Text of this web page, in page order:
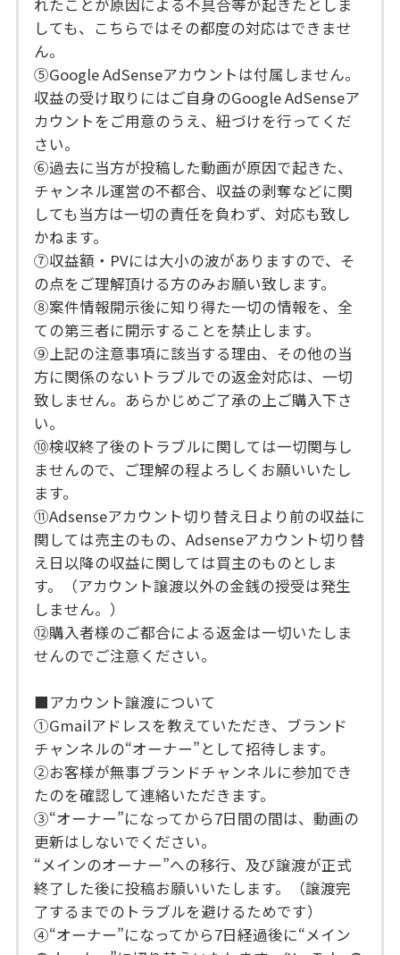
れたことが原因による不具合等が起きたとしま
しても、こちらではその都度の対応はできませ
ん。
⑤Google AdSenseアカウントは付属しません。
収益の受け取りにはご自身のGoogle AdSenseア
カウントをご用意のうえ、紐づけを行ってくだ
さい。
⑥過去に当方が投稿した動画が原因で起きた、
チャンネル運営の不都合、収益の剥奪などに関
しても当方は一切の責任を負わず、対応も致し
かねます。
⑦収益額・PVには大小の波がありますので、そ
の点をご理解頂ける方のみお願い致します。
⑧案件情報開示後に知り得た一切の情報を、全
ての第三者に開示することを禁止します。
⑨上記の注意事項に該当する理由、その他の当
方に関係のないトラブルでの返金対応は、一切
致しません。あらかじめご了承の上ご購入下さ
い。
⑩検収終了後のトラブルに関しては一切関与し
ませんので、ご理解の程よろしくお願いいたし
ます。
⑪Adsenseアカウント切り替え日より前の収益に
関しては売主のもの、Adsenseアカウント切り替
え日以降の収益に関しては買主のものとしま
す。（アカウント譲渡以外の金銭の授受は発生
しません。）
⑫購入者様のご都合による返金は一切いたしま
せんのでご注意ください。
■アカウント譲渡について
①Gmailアドレスを教えていただき、ブランド
チャンネルの“オーナー”として招待します。
②お客様が無事ブランドチャンネルに参加でき
たのを確認して連絡いただきます。
③“オーナー”になってから7日間の間は、動画の
更新はしないでください。
“メインのオーナー”への移行、及び譲渡が正式
終了した後に投稿お願いいたします。（譲渡完
了するまでのトラブルを避けるためです）
④“オーナー”になってから7日経過後に“メイン